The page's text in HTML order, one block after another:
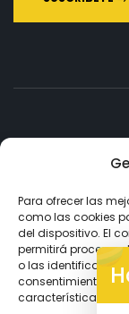
Para ofrecer las
como las cookies
del dispositivo. El
permitirá procesar
o las
consentimiento,
características y